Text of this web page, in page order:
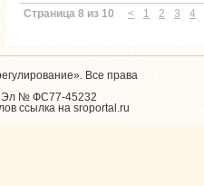
Страница 8 из 10 < 1 2 3 4
Все права
Эл № ФС77-45232
ссылка на sroportal.ru